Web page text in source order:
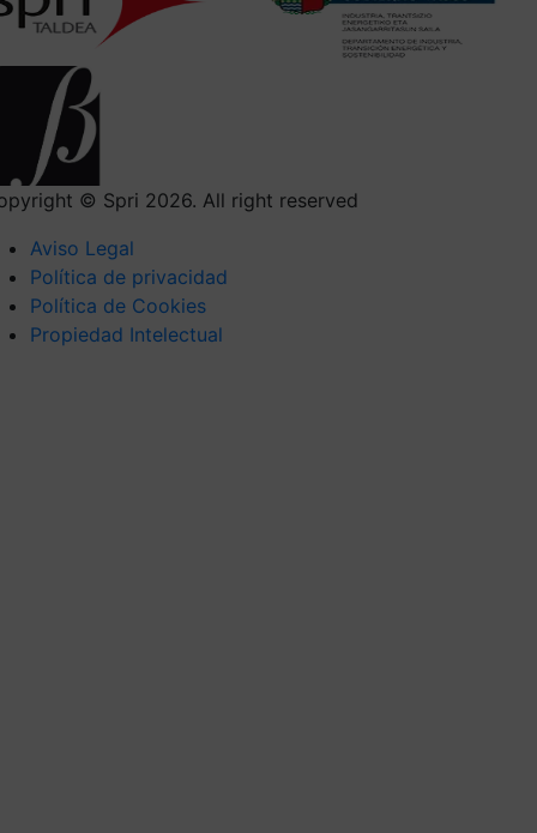
© Spri 2026. All right reserved
Aviso Legal
Política de privacidad
Política de Cookies
Propiedad Intelectual